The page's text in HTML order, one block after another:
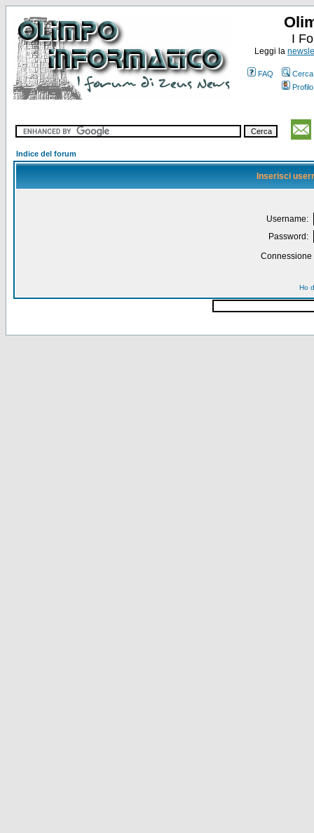
I
Leggi la
FAQ
Cerca
Profilo
Indice del forum
Inserisci
Username:
Password:
Ho